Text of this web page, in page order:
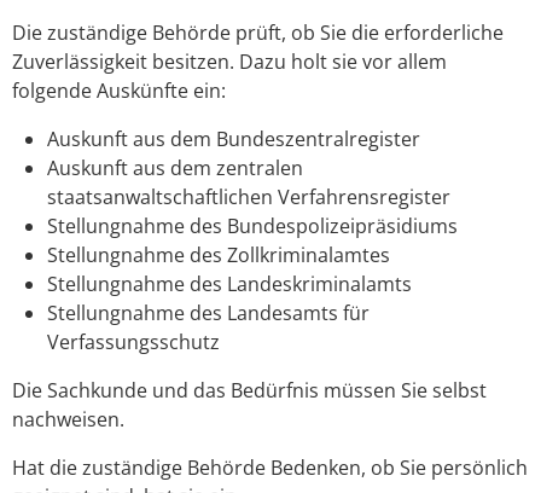
Die zuständige Behörde prüft, ob Sie die erforderliche
Zuverlässigkeit besitzen. Dazu holt sie vor allem
folgende Auskünfte ein:
Auskunft aus dem Bundeszentralregister
Auskunft aus dem zentralen
staatsanwaltschaftlichen Verfahrensregister
Stellungnahme des Bundespolizeipräsidiums
Stellungnahme des Zollkriminalamtes
Stellungnahme des Landeskriminalamts
Stellungnahme des Landesamts für
Verfassungsschutz
Die Sachkunde und das Bedürfnis müssen Sie selbst
nachweisen.
Hat die zuständige Behörde Bedenken, ob Sie persönlich